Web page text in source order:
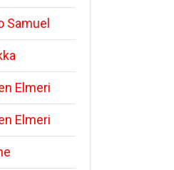
Samuel
Elmeri
Elmeri